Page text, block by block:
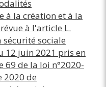
la création et à la
à l'article L.
sécurité sociale
12 juin 2021 pris en
69 de la loi n°2020-
2020 de